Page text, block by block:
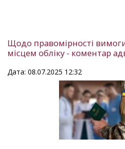
Щодо правомірності
місцем обліку - коментар
Дата: 08.07.2025 12:32